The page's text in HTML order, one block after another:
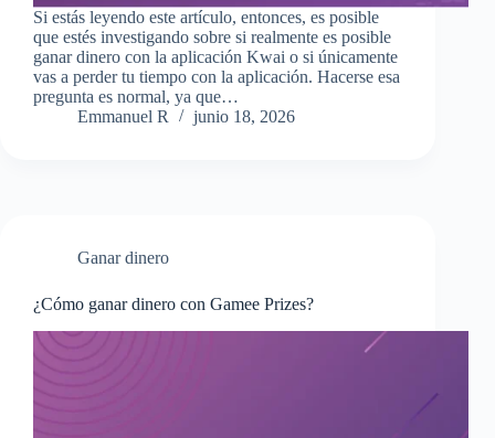
Si estás leyendo este artículo, entonces, es posible
que estés investigando sobre si realmente es posible
ganar dinero con la aplicación Kwai o si únicamente
vas a perder tu tiempo con la aplicación. Hacerse esa
pregunta es normal, ya que…
Emmanuel R
junio 18, 2026
Ganar dinero
¿Cómo ganar dinero con Gamee Prizes?